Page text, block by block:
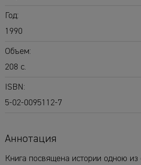
Год:
1990
Объем:
208 с.
ISBN:
5-02-0095112-7
Аннотация
Книга посвящена истории одною